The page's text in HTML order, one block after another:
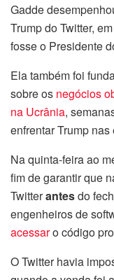
Gadde
Trump do Twitter,
fosse o Presidente
Ela também foi
sobre os negócios
na Ucrânia,
enfrentar Trump
Na quinta-feira ao
fim de garantir que
Twitterantesdo
engenheiros de
acessaro código
O Twitter havia